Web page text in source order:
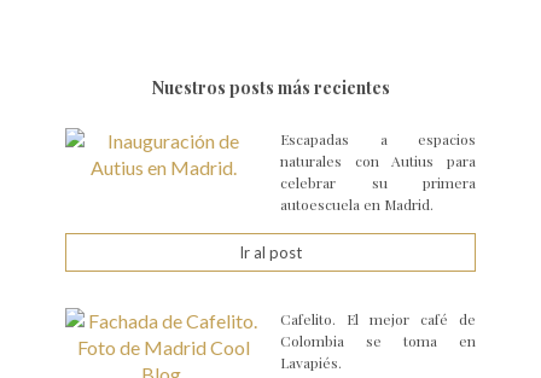
Nuestros posts más recientes
Escapadas a espacios
naturales con Autius para
celebrar su primera
autoescuela en Madrid.
Ir al post
Cafelito. El mejor café de
Colombia se toma en
Lavapiés.